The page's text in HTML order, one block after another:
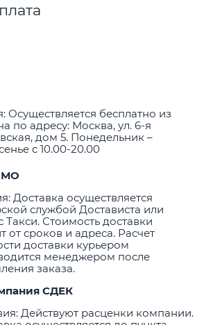
Осуществляется бесплатно из
по адресу: Москва, ул. 6-я
дом 5. Понедельник –
с 10.00-20.00
МО
Доставка осуществляется
службой Достависта или
Такси. Стоимость доставки
от сроков и адреса. Расчет
доставки курьером
менеджером после
заказа.
СДЕК
Действуют расценки компании.